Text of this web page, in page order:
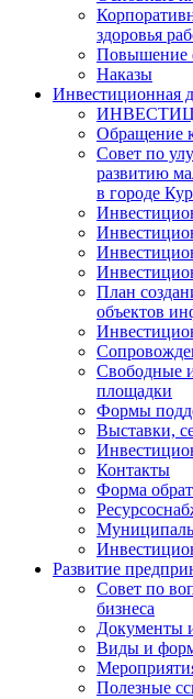
здоровья
Повышение
Наказы
Инвестиционная
Обращение
Совет по
развитию
в городе
План
объектов
Свободные
площадки
Формы
Выставки,
Контакты
Форма
Развитие
Совет по
бизнеса
Документы
Виды и
Полезные